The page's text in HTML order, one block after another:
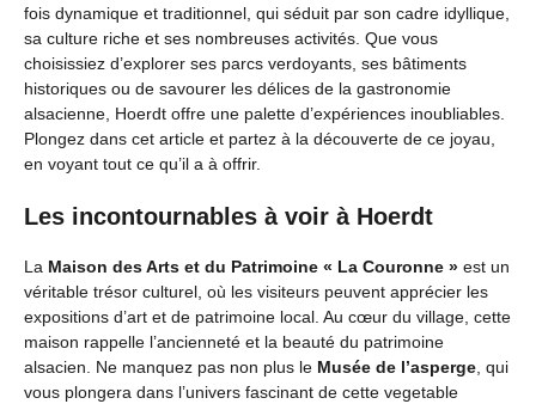
fois dynamique et traditionnel, qui séduit par son cadre idyllique,
sa culture riche et ses nombreuses activités. Que vous
choisissiez d’explorer ses parcs verdoyants, ses bâtiments
historiques ou de savourer les délices de la gastronomie
alsacienne, Hoerdt offre une palette d’expériences inoubliables.
Plongez dans cet article et partez à la découverte de ce joyau,
en voyant tout ce qu’il a à offrir.
Les incontournables à voir à Hoerdt
La Maison des Arts et du Patrimoine « La Couronne » est un
véritable trésor culturel, où les visiteurs peuvent apprécier les
expositions d’art et de patrimoine local. Au cœur du village, cette
maison rappelle l’ancienneté et la beauté du patrimoine
alsacien. Ne manquez pas non plus le Musée de l’asperge, qui
vous plongera dans l’univers fascinant de cette vegetable